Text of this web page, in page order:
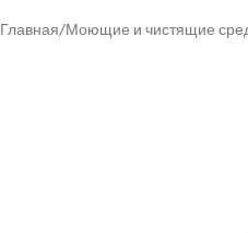
Главная/Моющие и чистящие